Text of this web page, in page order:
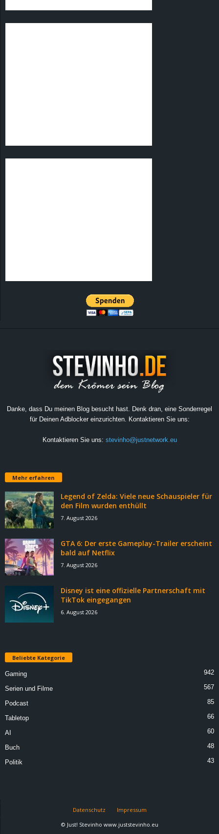
Danke, dass Du meinen Blog besucht hast. Denk dran, eine Sonderregel
für Deinen Adblocker einzurichten. Kontaktieren Sie uns:
Kontaktieren Sie uns: stevinho@justnetwork.eu
Mehr erfahren
Legend of Zelda: Viele neue Schauspieler für
den Film wurden enthüllt
7. August 2026
GTA 6: Der erste Gameplay-Trailer erscheint
bald auf Netflix
7. August 2026
Disney ist eine offizielle Partnerschaft mit
TikTok eingegangen
6. August 2026
Beliebte Kategorie
Gaming 942
Serien und Filme 567
Podcast 85
Tabletop 66
AI 60
Buch 48
Politik 43
Datenschutz
Impressum
© Just! Stevinho www.juststevinho.eu